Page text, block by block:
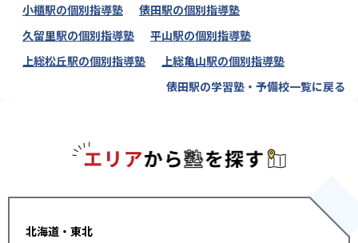
小櫃駅の個別指導塾
俵田駅の個別指導塾
久留里駅の個別指導塾
平山駅の個別指導塾
上総松丘駅の個別指導塾
上総亀山駅の個別指導塾
俵田駅の学習塾・予備校一覧に戻る
北海道・東北